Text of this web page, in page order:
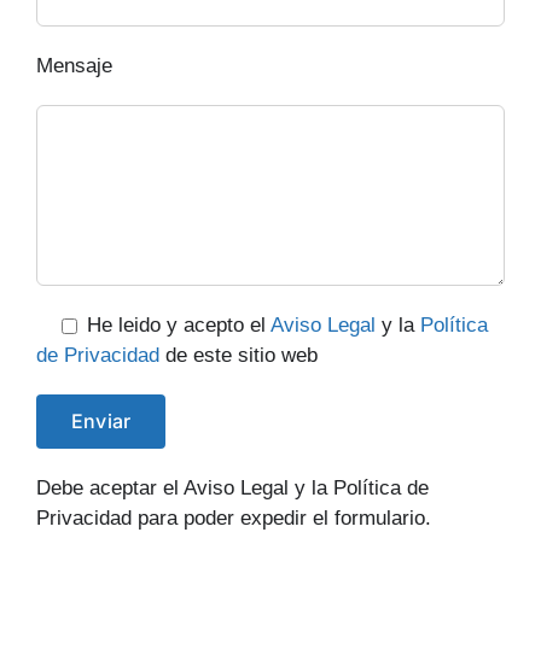
Mensaje
He leido y acepto el Aviso Legal y la Política
de Privacidad de este sitio web
Debe aceptar el Aviso Legal y la Política de
Privacidad para poder expedir el formulario.